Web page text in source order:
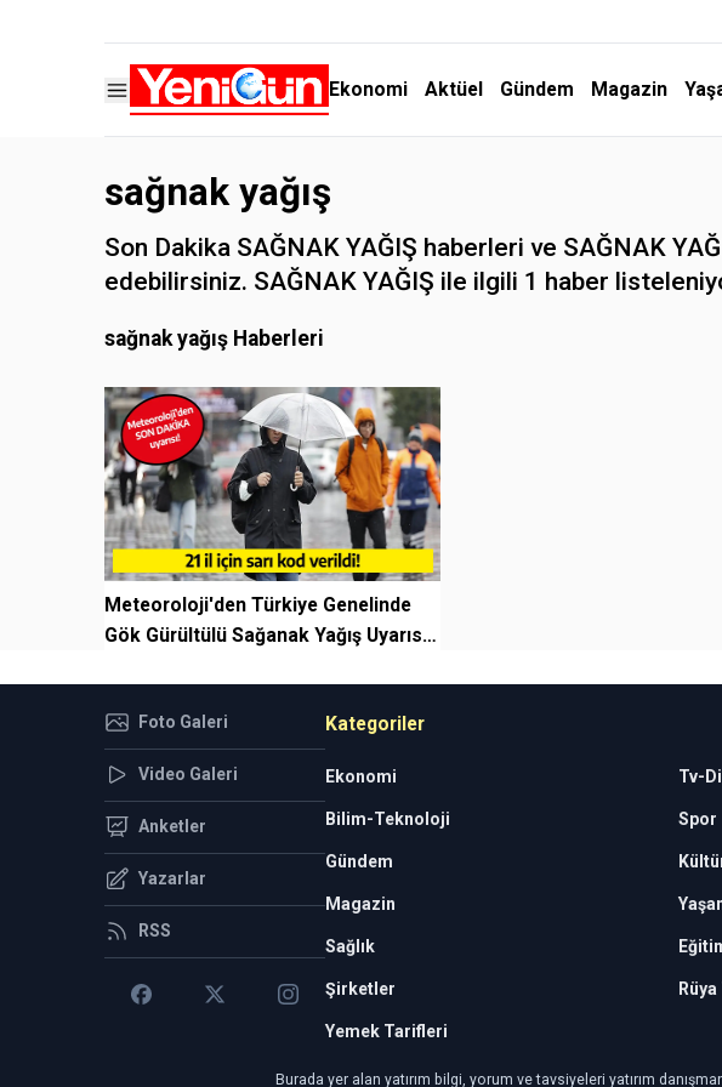
Ekonomi Aktüel Gündem Magazin
sağnak yağış
Son Dakika SAĞNAK YAĞIŞ haberleri ve SAĞNAK
edebilirsiniz. SAĞNAK YAĞIŞ ile ilgili 1 haber
sağnak yağış Haberleri
Meteoroloji'den Türkiye Genelinde
Gök Gürültülü Sağanak Yağış Uyarısı:
Foto Galeri
Video Galeri
Anketler
Yazarlar
RSS
Kategoriler
Ekonomi Tv-
Bilim-Teknoloji Spor
Gündem
Magazin
Sağlık
Şirketler
Yemek Tarifleri
Burada yer alan yatırım bilgi, yorum ve tavsiyeleri yatırım